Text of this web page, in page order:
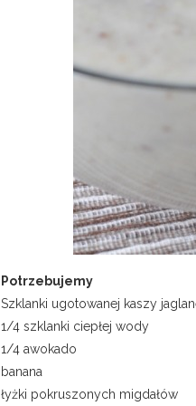
Potrzebujemy
Szklanki ugotowanej kaszy
1/4 szklanki ciepłej wody
1/4 awokado
banana
łyżki pokruszonych migdałów